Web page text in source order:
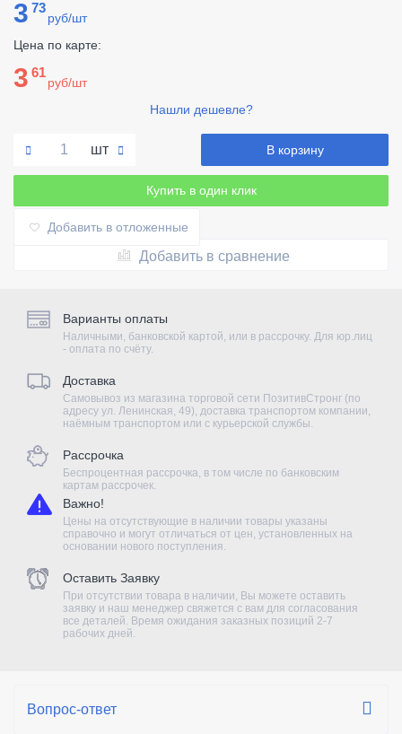
3 73
руб/шт
Цена по карте:
3 61
руб/шт
Нашли дешевле?
шт В корзину
Купить в один клик
Добавить в отложенные
Добавить в сравнение
Варианты оплаты
Наличными, банковской картой, или в рассрочку. Для юр.лиц
- оплата по счёту.
Доставка
Самовывоз из магазина торговой сети ПозитивСтронг (по
адресу ул. Ленинская, 49), доставка транспортом компании,
наёмным транспортом или с курьерской службы.
Рассрочка
Беспроцентная рассрочка, в том числе по банковским
картам рассрочек.
Важно!
Цены на отсутствующие в наличии товары указаны
справочно и могут отличаться от цен, установленных на
основании нового поступления.
Оставить Заявку
При отсутствии товара в наличии, Вы можете оставить
заявку и наш менеджер свяжется с вам для согласования
все деталей. Время ожидания заказных позиций 2-7
рабочих дней.